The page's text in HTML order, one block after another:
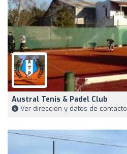
Austral Tenis & Padel Club
Ver dirección y datos de contacto